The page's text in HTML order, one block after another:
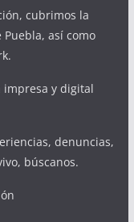
cubrimos la
Puebla, así como
impresa y digital
denuncias,
búscanos.